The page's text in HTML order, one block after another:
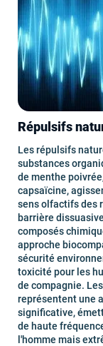
Répulsifs
Les répulsifs
substances
de menthe
capsaïcine,
sens olfactifs des
barrière
composés
approche
sécurité
toxicité pour les
de compagnie.
représentent une
significative,
de haute
l'homme mais